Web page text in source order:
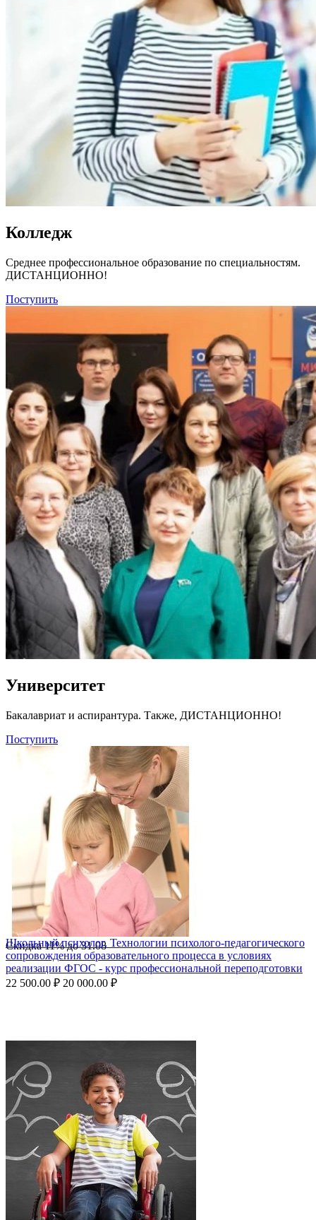
Колледж
Среднее профессиональное образование по специальностям.
ДИСТАНЦИОННО!
Поступить
Университет
Бакалавриат и аспирантура. Также, ДИСТАНЦИОННО!
Поступить
Скидка11%до31.08
Школьный психолог. Технологии психолого-педагогического
сопровождения образовательного процесса в условиях
реализации ФГОС - курс профессиональной переподготовки
22 500.00 ₽ 20 000.00 ₽